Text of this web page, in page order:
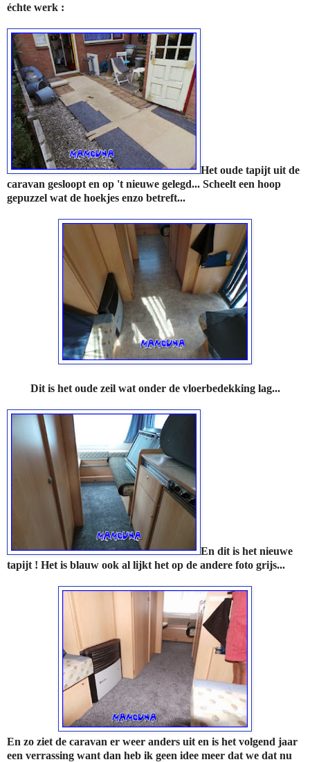
échte werk :
Het oude tapijt uit de
caravan gesloopt en op 't nieuwe gelegd... Scheelt een hoop
gepuzzel wat de hoekjes enzo betreft...
Dit is het oude zeil wat onder de vloerbedekking lag...
En dit is het nieuwe
tapijt ! Het is blauw ook al lijkt het op de andere foto grijs...
En zo ziet de caravan er weer anders uit en is het volgend jaar
een verrassing want dan heb ik geen idee meer dat we dat nu